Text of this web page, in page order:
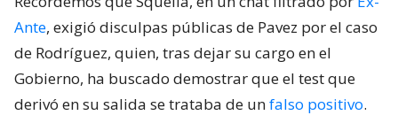
Ante, exigió disculpas públicas de Pavez por el caso
de Rodríguez, quien, tras dejar su cargo en el
Gobierno, ha buscado demostrar que el test que
derivó en su salida se trataba de unfalso positivo.